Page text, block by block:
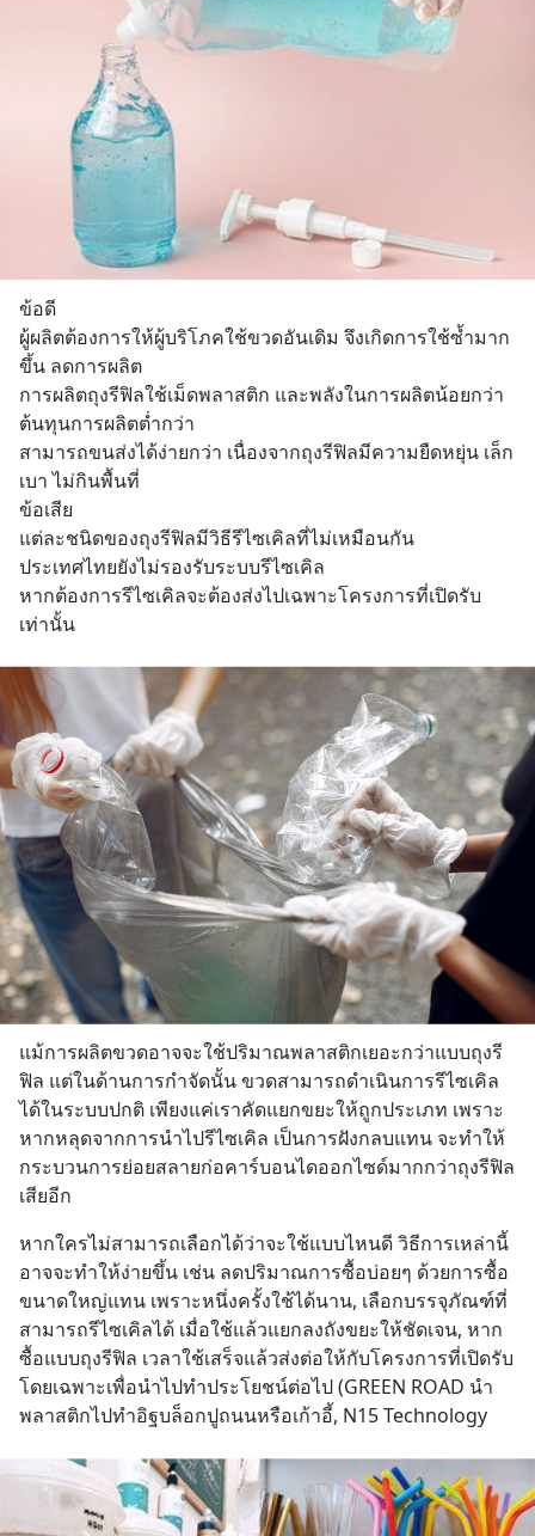
ข้อดี
ผู้ผลิตต้องการให้ผู้บริโภคใช้ขวดอันเดิม จึงเกิดการใช้ซ้ำมาก
ขึ้น ลดการผลิต
การผลิตถุงรีฟิลใช้เม็ดพลาสติก และพลังในการผลิตน้อยกว่า
ต้นทุนการผลิตต่ำกว่า
สามารถขนส่งได้ง่ายกว่า เนื่องจากถุงรีฟิลมีความยืดหยุ่น เล็ก
เบา ไม่กินพื้นที่
ข้อเสีย
แต่ละชนิดของถุงรีฟิลมีวิธีรีไซเคิลที่ไม่เหมือนกัน
ประเทศไทยยังไม่รองรับระบบรีไซเคิล
หากต้องการรีไซเคิลจะต้องส่งไปเฉพาะโครงการที่เปิดรับ
เท่านั้น
แม้การผลิตขวดอาจจะใช้ปริมาณพลาสติกเยอะกว่าแบบถุงรี
ฟิล แต่ในด้านการกำจัดนั้น ขวดสามารถดำเนินการรีไซเคิล
ได้ในระบบปกติ เพียงแค่เราคัดแยกขยะให้ถูกประเภท เพราะ
หากหลุดจากการนำไปรีไซเคิล เป็นการฝังกลบแทน จะทำให้
กระบวนการย่อยสลายก่อคาร์บอนไดออกไซด์มากกว่าถุงรีฟิล
เสียอีก
หากใครไม่สามารถเลือกได้ว่าจะใช้แบบไหนดี วิธีการเหล่านี้
อาจจะทำให้ง่ายขึ้น เช่น ลดปริมาณการซื้อบ่อยๆ ด้วยการซื้อ
ขนาดใหญ่แทน เพราะหนึ่งครั้งใช้ได้นาน, เลือกบรรจุภัณฑ์ที่
สามารถรีไซเคิลได้ เมื่อใช้แล้วแยกลงถังขยะให้ชัดเจน, หาก
ซื้อแบบถุงรีฟิล เวลาใช้เสร็จแล้วส่งต่อให้กับโครงการที่เปิดรับ
โดยเฉพาะเพื่อนำไปทำประโยชน์ต่อไป (GREEN ROAD นำ
พลาสติกไปทำอิฐบล็อกปูถนนหรือเก้าอี้, N15 Technology